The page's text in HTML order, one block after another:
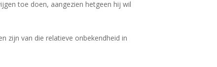
toe doen, aangezien hetgeen hij wil
zijn van die relatieve onbekendheid in